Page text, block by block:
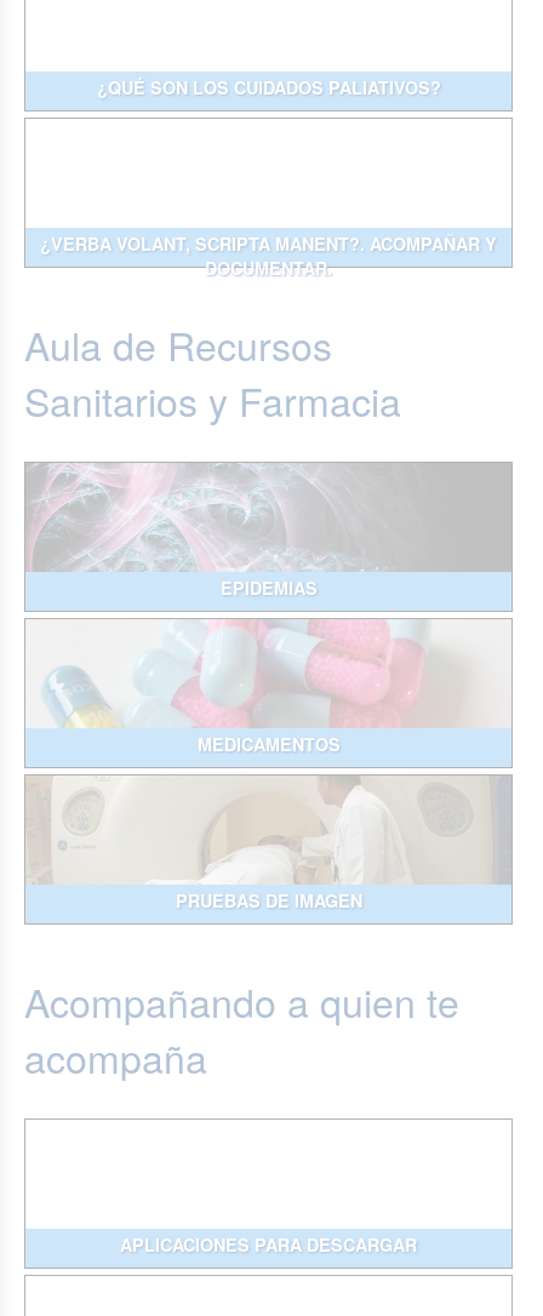
¿QUÉ SON LOS CUIDADOS PALIATIVOS?
¿VERBA VOLANT, SCRIPTA MANENT?. ACOMPAÑAR Y
DOCUMENTAR.
Aula de Recursos
Sanitarios y Farmacia
EPIDEMIAS
MEDICAMENTOS
PRUEBAS DE IMAGEN
Acompañando a quien te
acompaña
APLICACIONES PARA DESCARGAR